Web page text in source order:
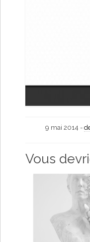
9 mai 2014 -
Vous